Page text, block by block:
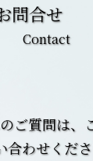
問合せ
Contact
ご質問は、
わせくださ